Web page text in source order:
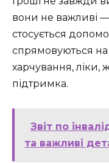
вони не важливі
стосується
спрямовуються на
харчування,
підтримка.
Звіт по
та важливі